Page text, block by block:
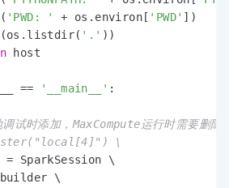
( 'PWD: ' + os.environ[ 'PWD' ])
(os.listdir( '.' ))
host
== '__main__' :
试时添加，MaxCompute运行时需要删除，
\
= SparkSession \
\